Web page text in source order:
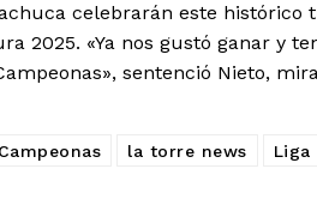
celebrarán este
2025. «Ya nos gustó ganar y
sentenció Nieto,
la torre news Liga